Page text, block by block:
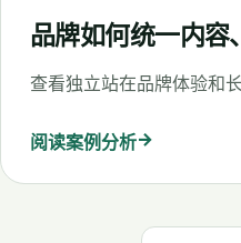
品牌如何统一内容
查看独立站在品牌体验和
阅读案例分析→